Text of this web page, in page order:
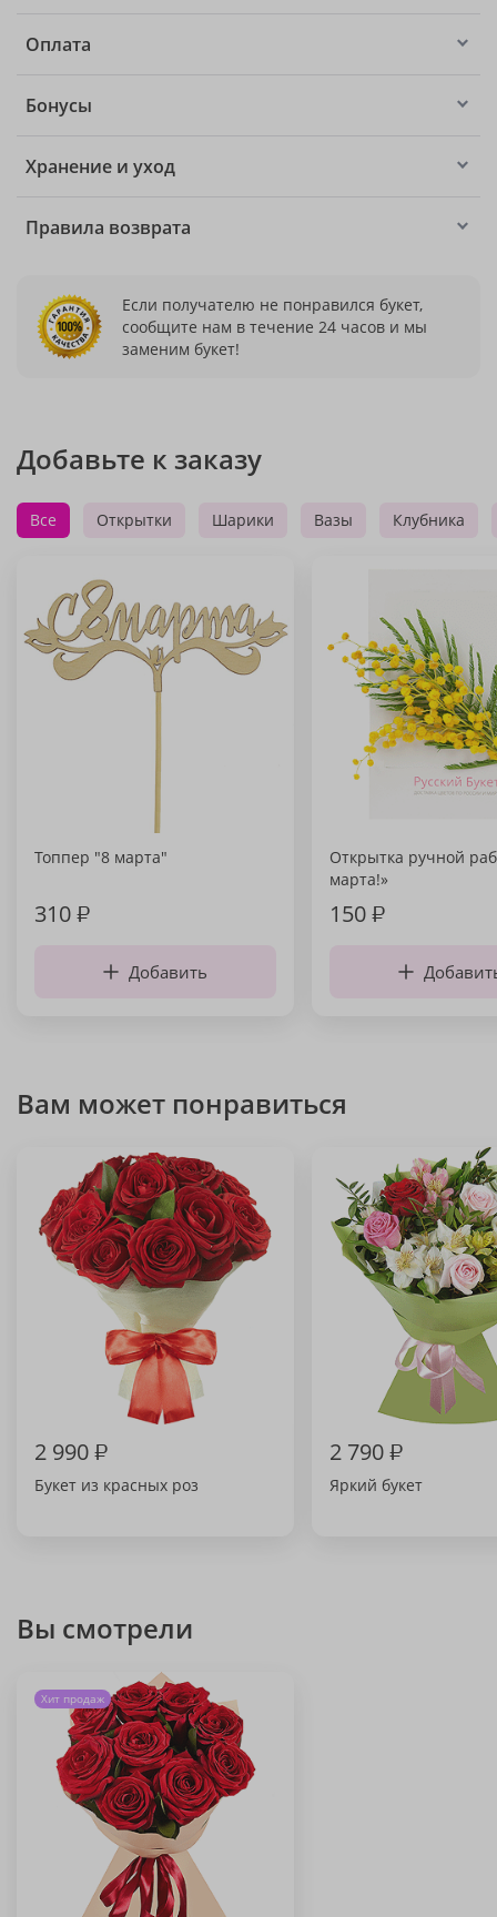
Оплата
Бонусы
Хранение и уход
Правила возврата
Если получателю не понравился букет,
сообщите нам в течение 24 часов и мы
заменим букет!
Добавьте к заказу
Все Открытки Шарики Вазы Клубника
Топпер "8 марта"
310₽
Добавить
Открытка ручной
марта!»
150₽
Вам может понравиться
2 990₽
Букет из красных роз
2 790₽
Яркий букет
Вы смотрели
Хит продаж